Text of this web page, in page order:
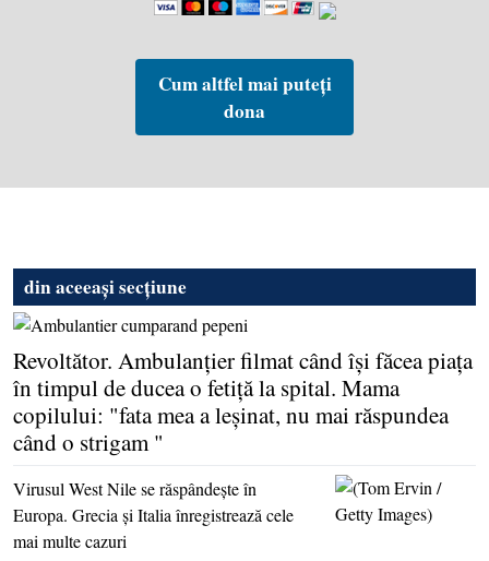
Cum altfel mai puteți
dona
din aceeași secțiune
Revoltător. Ambulanţier filmat când îşi făcea piaţa
în timpul de ducea o fetiţă la spital. Mama
copilului: "fata mea a leşinat, nu mai răspundea
când o strigam "
Virusul West Nile se răspândeşte în
Europa. Grecia şi Italia înregistrează cele
mai multe cazuri